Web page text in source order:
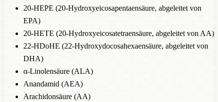
20-HEPE (20-Hydroxyeicosapentaensäure, abgeleitet von
EPA)
20-HETE (20-Hydroxyeicosatetraensäure, abgeleitet von AA)
22-HDoHE (22-Hydroxydocosahexaensäure, abgeleitet von
DHA)
α-Linolensäure (ALA)
Anandamid (AEA)
Arachidonsäure (AA)